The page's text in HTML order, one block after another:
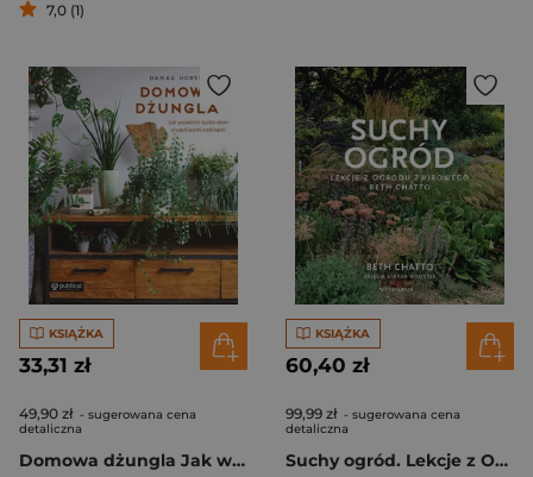
7,0 (1)
KSIĄŻKA
33,31 zł
49,90 zł - sugerowana cena
detaliczna
Domowa dżungla Jak wypełnić każdy dom szczęśliwymi roślinami
KSIĄŻKA
60,40 zł
99,99 zł - sugerowana cena
detaliczna
Suchy ogród. Lekcje z Ogrodu Żwirowego Beth Chatto